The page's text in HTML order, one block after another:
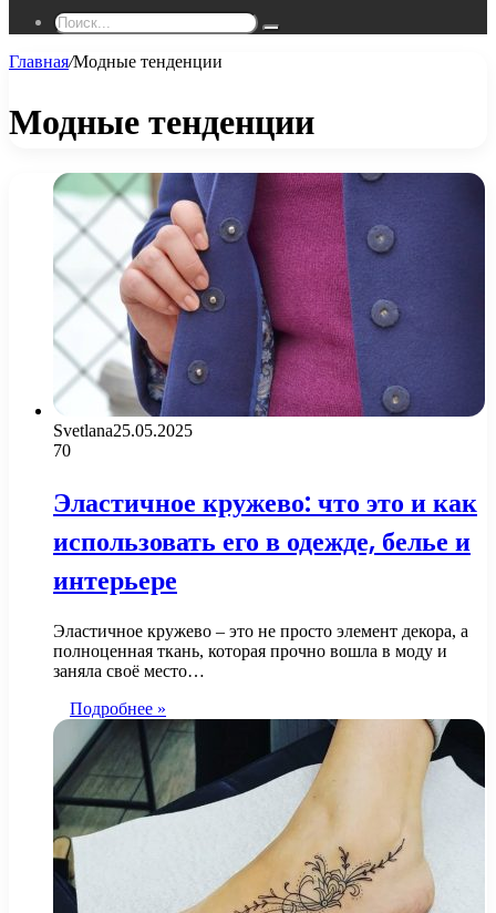
Поиск...
Главная/Модные тенденции
Модные тенденции
Svetlana25.05.2025
70
Эластичное кружево: что это и как
использовать его в одежде, белье и
интерьере
Эластичное кружево – это не просто элемент декора, а
полноценная ткань, которая прочно вошла в моду и
заняла своё место…
Подробнее »